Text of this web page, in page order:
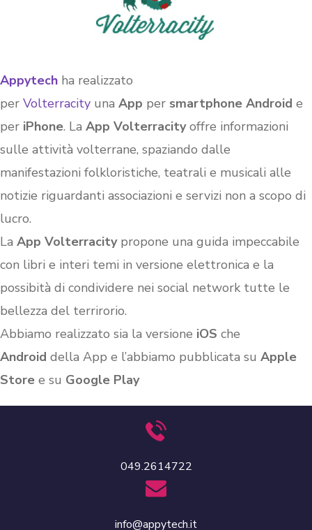
Appytech ha realizzato
per Volterracity una App per smartphone Android e
per iPhone. La App Volterracityoffre informazioni
sulle attività volterrane, spaziando dalle
manifestazioni folkloristiche, teatrali e musicali alle
notizie riguardanti associazioni e servizi non a scopo di
lucro.
La App Volterracitypropone una guida impeccabile
con libri e interi temi in versione elettronica e la
possibità di condividere nei social network tutte le
bellezza del terrirorio.
Abbiamo realizzato sia la versione iOS che
Android della App e l’abbiamo pubblicata su Apple
Store e su Google Play
049.2614722
info@appytech.it